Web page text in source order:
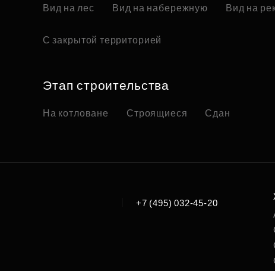
Вид на лес Вид на набережную Вид на
С закрытой территорией
Этап строительства
На котловане Строящиеся Сдан
+7 (495) 032-45-20